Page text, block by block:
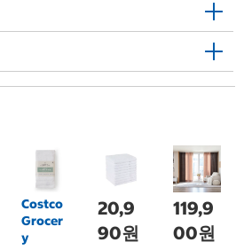
Costco
Grocer
y
20,9
90원
119,9
00원